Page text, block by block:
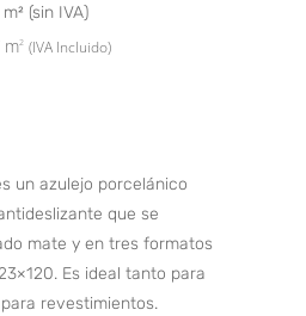
(sin IVA)
m2 (IVA Incluido)
un azulejo porcelánico
que se
mate y en tres formatos
Es ideal tanto para
revestimientos.